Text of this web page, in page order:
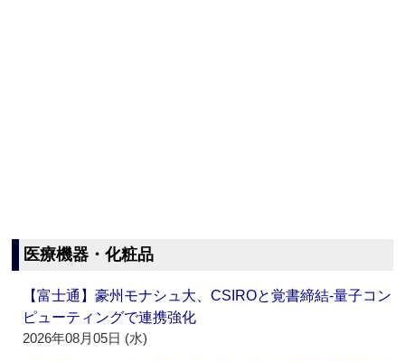
医療機器・化粧品
【富士通】豪州モナシュ大、CSIROと覚書締結‐量子コン
ピューティングで連携強化
2026年08月05日 (水)